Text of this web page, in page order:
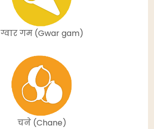
ग्वार गम (Gwar gam)
चने (Chane)